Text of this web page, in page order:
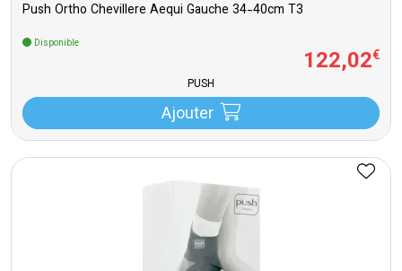
Push Ortho Chevillere Aequi Gauche 34-40cm T3
Disponible
122,02€
PUSH
Ajouter